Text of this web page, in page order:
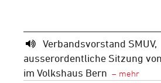
Verbandsvorstand SMUV,
ausserordentliche Sitzung
im Volkshaus Bern